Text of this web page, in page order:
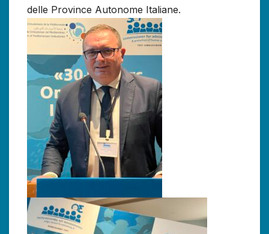
delle Province Autonome Italiane.